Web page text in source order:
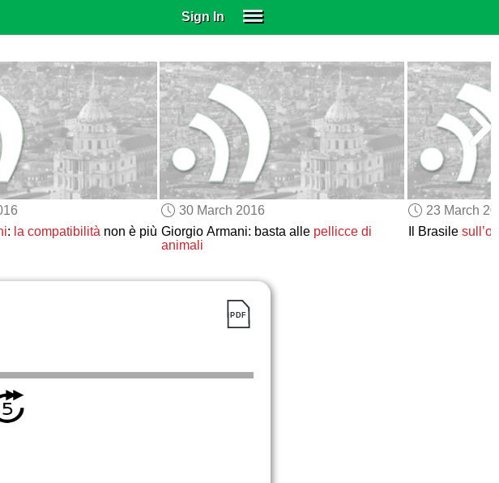
Sign In
SUBSCRIBE
EDUCATIONAL LICENSES
GIFT CARDS
OTHER LANGUAGES
ABOUT US
ALEXA
ADJUST COLORS
: la compatibilitànon è più
30 March 2016
Giorgio Armani: basta alle pellicce di
animali
23 March
Il Brasile